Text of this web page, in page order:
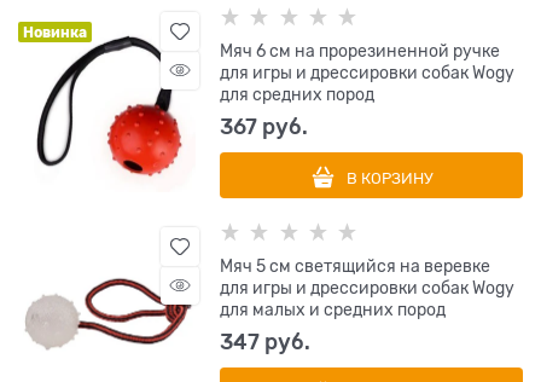
Новинка
Мяч 6 см на прорезиненной ручке
для игры и дрессировки собак Wogy
для средних пород
367 руб.
В КОРЗИНУ
Мяч 5 см светящийся на веревке
для игры и дрессировки собак Wogy
для малых и средних пород
347 руб.